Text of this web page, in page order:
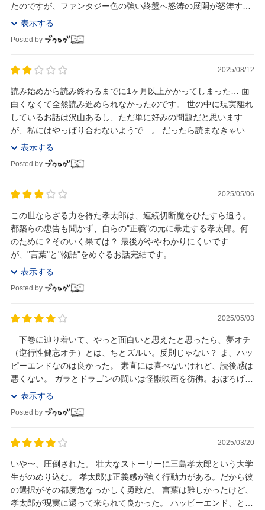
たのですが、ファンタジー色の強い終盤へ怒涛の展開が怒涛すぎ
てやや困惑。最終巻の後書きを読むとまさに自分が...
表示する
Posted by
2025/08/12
読み始めから読み終わるまでに1ヶ月以上かかってしまった… 面
白くなくて全然読み進められなかったのです。 世の中に現実離れ
しているお話は沢山あるし、ただ単に好みの問題だと思います
が、私にはやっぱり合わないようで…。 だったら読まなきゃいい
じゃん。というご意見もあろうかとは思いますが...
表示する
Posted by
2025/05/06
この世ならざる力を得た孝太郎は、連続切断魔をひたすら追う。
都築らの忠告も聞かず、自らの"正義"の元に暴走する孝太郎。何
のために？そのいく果ては？ 最後がややわかりにくいです
表示する
Posted by
2025/05/03
下巻に辿り着いて、やっと面白いと思えたと思ったら、夢オチ
（逆行性健忘オチ）とは、ちとズルい。反則じゃない？ ま、ハッ
ピーエンドなのは良かった。 素直には喜べないけれど、読後感は
悪くない。 ガラとドラゴンの闘いは怪獣映画を彷彿。おぼろげに
シーンは浮かぶのだけれどなんの作品だったか...
表示する
Posted by
2025/03/20
いや〜、圧倒された。 壮大なストーリーに三島孝太郎という大学
生がのめり込む。 孝太郎は正義感が強く行動力がある。だから彼
の選択がその都度危なっかしく勇敢だ。 言葉は難しかったけど、
孝太郎が現実に還って来られて良かった。 ハッピーエンド、とは